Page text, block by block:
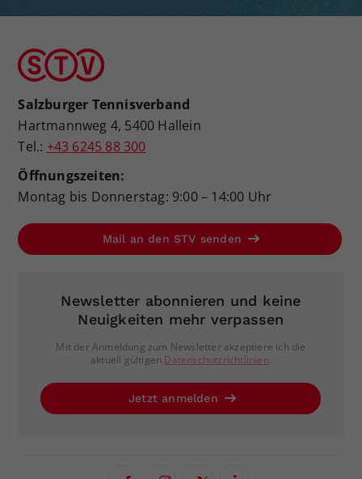
Salzburger Tennisverband
Hartmannweg 4, 5400 Hallein
Tel.: +43 6245 88 300
Öffnungszeiten:
Montag bis Donnerstag: 9:00 – 14:00 Uhr
Mail an den STV senden
Newsletter abonnieren und keine
Neuigkeiten mehr verpassen
Mit der Anmeldung zum Newsletter akzeptiere ich die
aktuell gültigen Datenschutzrichtlinien.
Jetzt anmelden